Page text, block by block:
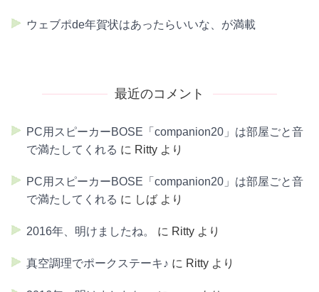
ウェブポde年賀状はあったらいいな、が満載
最近のコメント
PC用スピーカーBOSE「companion20」は部屋ごと音
で満たしてくれる に Ritty より
PC用スピーカーBOSE「companion20」は部屋ごと音
で満たしてくれる に しば より
2016年、明けましたね。 に Ritty より
真空調理でポークステーキ♪ に Ritty より